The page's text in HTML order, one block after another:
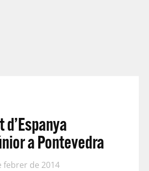
a Pontevedra
febrer de 2014